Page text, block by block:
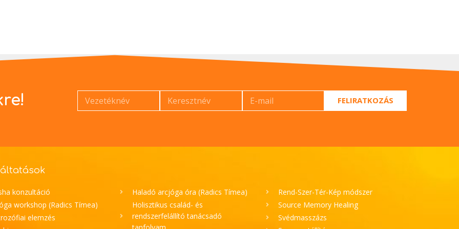
FELIRATKOZÁS
konzultáció
workshop (Radics Tímea)
elemzés
Haladó arcjóga óra (Radics Tímea)
Holisztikus család- és
rendszerfelállító tanácsadó
tanfolyam
Rend-Szer-Tér-Kép módszer
Source Memory Healing
Svédmasszázs